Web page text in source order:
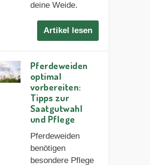
deine Weide.
Artikel lesen
Pferdeweiden
optimal
vorbereiten:
Tipps zur
Saatgutwahl
und Pflege
Pferdeweiden
benötigen
besondere Pflege